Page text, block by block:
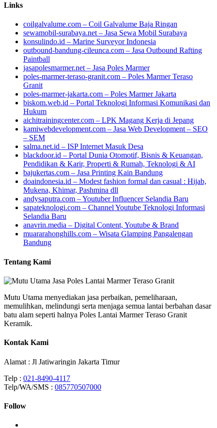
Links
coilgalvalume.com – Coil Galvalume Baja Ringan
sewamobil-surabaya.net – Jasa Sewa Mobil Surabaya
konsulindo.id – Marine Surveyor Indonesia
outbound-bandung-cileunca.com – Jasa Outbound Rafting
Paintball
jasapolesmarmer.net – Jasa Poles Marmer
poles-marmer-teraso-granit.com – Poles Marmer Teraso
Granit
poles-marmer-jakarta.com – Poles Marmer Jakarta
biskom.web.id – Portal Teknologi Informasi Komunikasi dan
Hukum
aichitrainingcenter.com – LPK Magang Kerja di Jepang
kamiwebdevelopment.com – Jasa Web Development – SEO
– SEM
salma.net.id – ISP Internet Masuk Desa
blackdoor.id – Portal Dunia Otomotif, Bisnis & Keuangan,
Pendidikan & Karir, Properti & Rumah, Teknologi & AI
bajukertas.com – Jasa Printing Kain Bandung
doaindonesia.id – Modest fashion formal dan casual : Hijab,
Mukena, Khimar, Pashmina dll
andysaputra.com – Youtuber Influencer Selandia Baru
sapateknologi.com – Channel Youtube Teknologi Informasi
Selandia Baru
anavrin.media – Digital Content, Youtube & Brand
muararahonghills.com – Wisata Glamping Pangalengan
Bandung
Tentang Kami
Mutu Utama menyediakan jasa perbaikan, pemeliharaan,
memulihkan, melindungi serta menjaga semua lantai berbahan dasar
batu alam seperti halnya Poles Lantai Marmer Teraso Granit
Keramik.
Kontak Kami
Alamat : Jl Jatiwaringin Jakarta Timur
Telp : 021-8490-4117
Telp/WA/SMS : 085770507000
Follow